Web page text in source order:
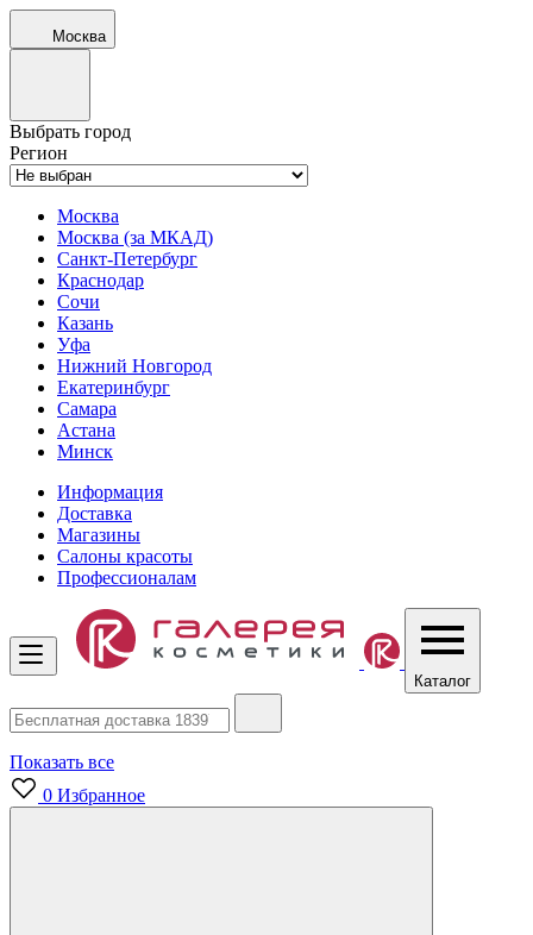
Москва
Выбрать город
Регион
Москва
Москва (за МКАД)
Санкт-Петербург
Краснодар
Сочи
Казань
Уфа
Нижний Новгород
Екатеринбург
Самара
Астана
Минск
Информация
Доставка
Магазины
Салоны красоты
Профессионалам
Каталог
Показать все
0 Избранное